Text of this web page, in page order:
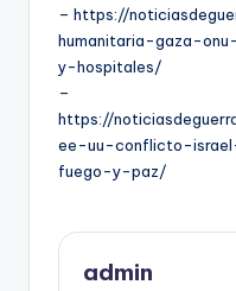
– https://
humanitaria-gaza-
y-hospitales/
–
https://
ee-uu-conflicto-
fuego-y-paz/
admin